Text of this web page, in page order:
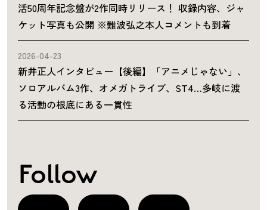
活50周年記念盤が2作同時リリース！ 収録内容、ジャ
ケット写真も公開 ※難波弘之本人コメントも到着
2026-04-23
新井正人インタビュー【後編】「アニメじゃない」、
ソロアルバム3作、オメガトライブ、ST4…多岐に渡
る活動の根底にある一貫性
Follow